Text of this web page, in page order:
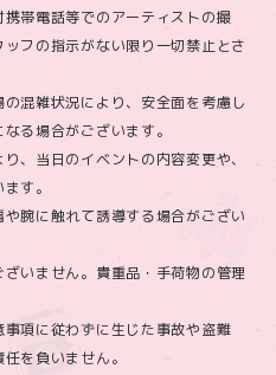
帯電話等でのアーティストの撮
フの指示がない限り一切禁止とさ
混雑状況により、安全面を考慮し
る場合がございます。
、当日のイベントの内容変更や、
す。
腕に触れて誘導する場合がござい
いません。貴重品・手荷物の管理
項に従わずに生じた事故や盗難
を負いません。